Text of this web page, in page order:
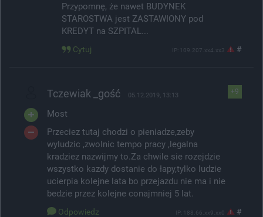
Przypomnę, że nawet BUDYNEK
STAROSTWA jest ZASTAWIONY pod
KREDYT na SZPITAL...
Cytuj IP: 109.207.xx4.xx3 #
+9
Tczewiak _gość 05.12.2019, 13:13
Most
Przeciez tutaj chodzi o pieniadze,zeby
wyludzic ,zwolnic tempo pracy ,legalna
kradziez nazwijmy to.Za chwile sie rozejdzie
wszystko kazdy dostanie do łapy,tylko ludzie
ucierpia kolejne lata bo przejazdu nie ma i nie
bedzie przez kolejne conajmniej 5 lat.
Odpowiedz IP: 188.66.xx9.xx0 #